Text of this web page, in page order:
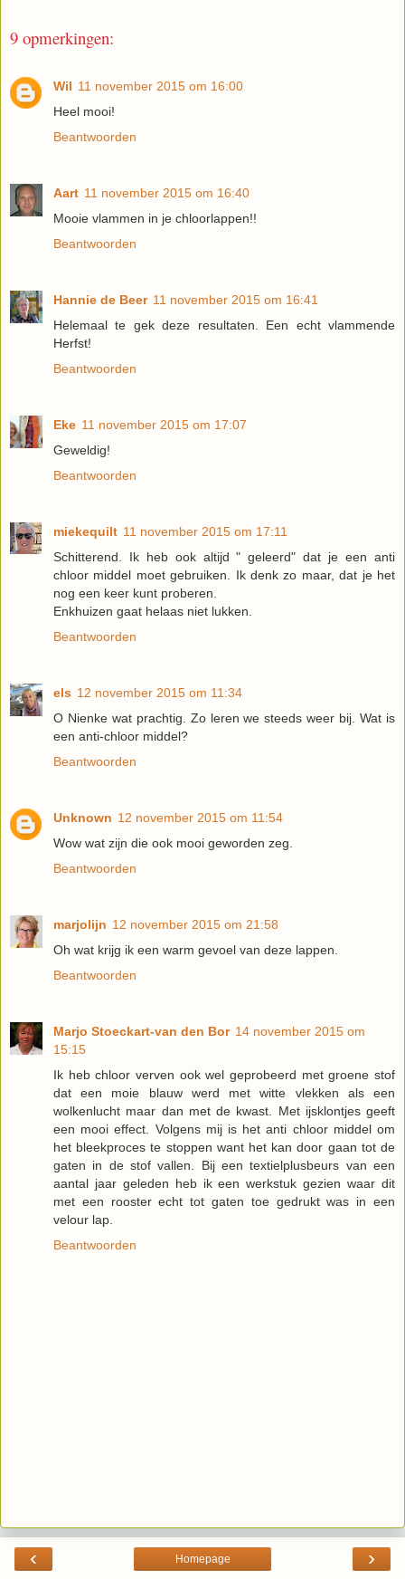
9 opmerkingen:
Wil 11 november 2015 om 16:00
Heel mooi!
Beantwoorden
Aart 11 november 2015 om 16:40
Mooie vlammen in je chloorlappen!!
Beantwoorden
Hannie de Beer 11 november 2015 om 16:41
Helemaal te gek deze resultaten. Een echt vlammende
Herfst!
Beantwoorden
Eke 11 november 2015 om 17:07
Geweldig!
Beantwoorden
miekequilt 11 november 2015 om 17:11
Schitterend. Ik heb ook altijd " geleerd" dat je een anti
chloor middel moet gebruiken. Ik denk zo maar, dat je het
nog een keer kunt proberen.
Enkhuizen gaat helaas niet lukken.
Beantwoorden
els 12 november 2015 om 11:34
O Nienke wat prachtig. Zo leren we steeds weer bij. Wat is
een anti-chloor middel?
Beantwoorden
Unknown 12 november 2015 om 11:54
Wow wat zijn die ook mooi geworden zeg.
Beantwoorden
marjolijn 12 november 2015 om 21:58
Oh wat krijg ik een warm gevoel van deze lappen.
Beantwoorden
Marjo Stoeckart-van den Bor 14 november 2015 om
15:15
Ik heb chloor verven ook wel geprobeerd met groene stof
dat een moie blauw werd met witte vlekken als een
wolkenlucht maar dan met de kwast. Met ijsklontjes geeft
een mooi effect. Volgens mij is het anti chloor middel om
het bleekproces te stoppen want het kan door gaan tot de
gaten in de stof vallen. Bij een textielplusbeurs van een
aantal jaar geleden heb ik een werkstuk gezien waar dit
met een rooster echt tot gaten toe gedrukt was in een
velour lap.
Beantwoorden
‹ ›
Homepage